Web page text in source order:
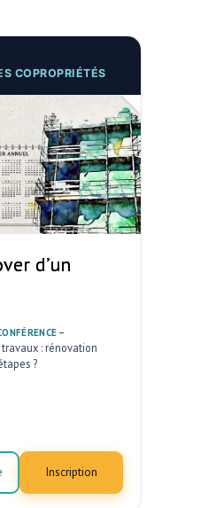
COPROPRIÉTÉS
d’un
–
: rénovation
?
Inscription